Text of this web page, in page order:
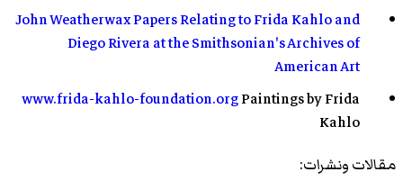
John Weatherwax Papers Relating to Frida Kahlo and
Diego Rivera at the Smithsonian's Archives of
American Art
www.frida-kahlo-foundation.orgPaintings by Frida
Kahlo
مقالات ونشرات: